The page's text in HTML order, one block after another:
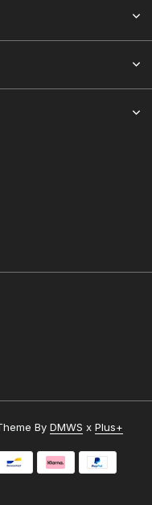
By DMWS x Plus+